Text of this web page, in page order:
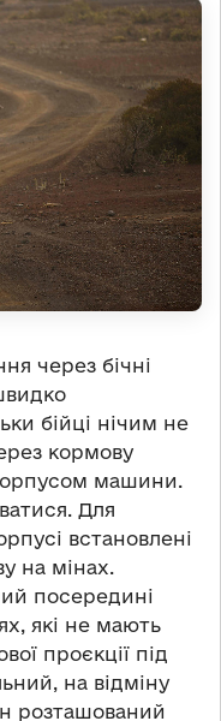
через бічні
бійці нічим не
кормову
машини.
Для
встановлені
на мінах.
посередині
які не мають
проєкції під
на відміну
розташований